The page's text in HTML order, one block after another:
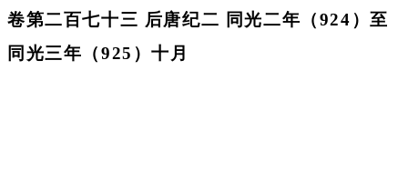
卷第二百七十三 后唐纪二 同光二年（924）至
同光三年（925）十月